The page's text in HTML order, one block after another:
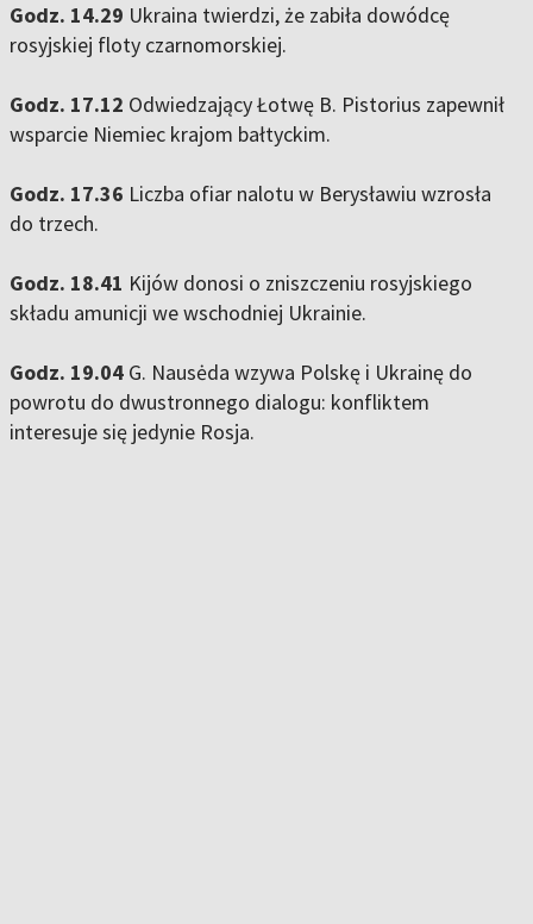
Godz. 14.29 Ukraina twierdzi, że zabiła dowódcę
rosyjskiej floty czarnomorskiej.
Godz. 17.12 Odwiedzający Łotwę B. Pistorius zapewnił
wsparcie Niemiec krajom bałtyckim.
Godz. 17.36 Liczba ofiar nalotu w Berysławiu wzrosła
do trzech.
Godz. 18.41 Kijów donosi o zniszczeniu rosyjskiego
składu amunicji we wschodniej Ukrainie.
Godz. 19.04 G. Nausėda wzywa Polskę i Ukrainę do
powrotu do dwustronnego dialogu: konfliktem
interesuje się jedynie Rosja.